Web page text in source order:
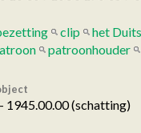
clip
het
patroonhouder
1945.00.00 (schatting)